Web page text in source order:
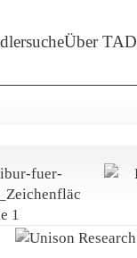
von 'Marken'
Über TAD